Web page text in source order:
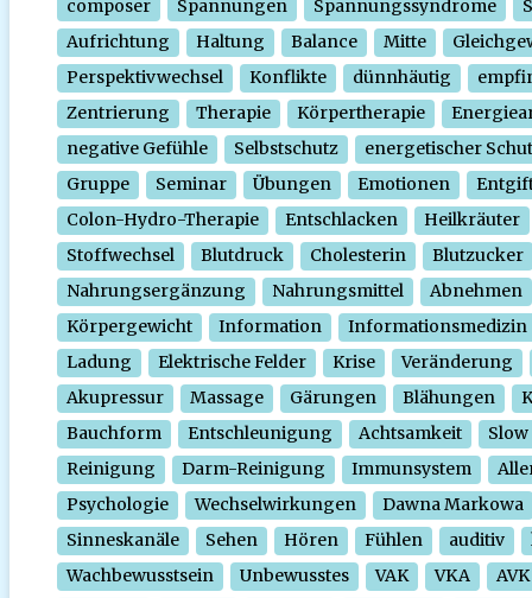
composer Spannungen Spannungssyndrome
Aufrichtung
Haltung Balance Mitte
Perspektivwechsel
Konflikte dünnhäutig
Zentrierung
Therapie Körpertherapie
negative Gefühle
Selbstschutz
energetischer
Gruppe
Seminar Übungen Emotionen
Colon-Hydro-Therapie
Entschlacken
Heilkräuter
Stoffwechsel
Blutdruck Cholesterin
Blutzucker
Nahrungsergänzung
Nahrungsmittel
Abnehmen
Körpergewicht
Information
Informationsmedizin
Ladung
Elektrische Felder Krise
Veränderung
Akupressur
Massage Gärungen Blähungen
Bauchform
Entschleunigung Achtsamkeit
Slow
Reinigung
Darm-Reinigung Immunsystem
Psychologie
Wechselwirkungen
Dawna Markowa
Sinneskanäle
Sehen Hören Fühlen auditiv
Wachbewusstsein
Unbewusstes VAK VKA
AVK